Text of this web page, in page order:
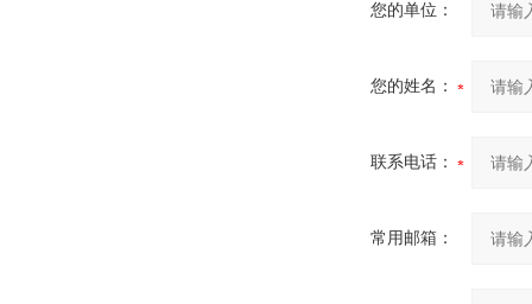
您的单位：
您的姓名：
联系电话：
常用邮箱：